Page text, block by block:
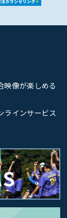
映像が楽しめる
ラインサービス